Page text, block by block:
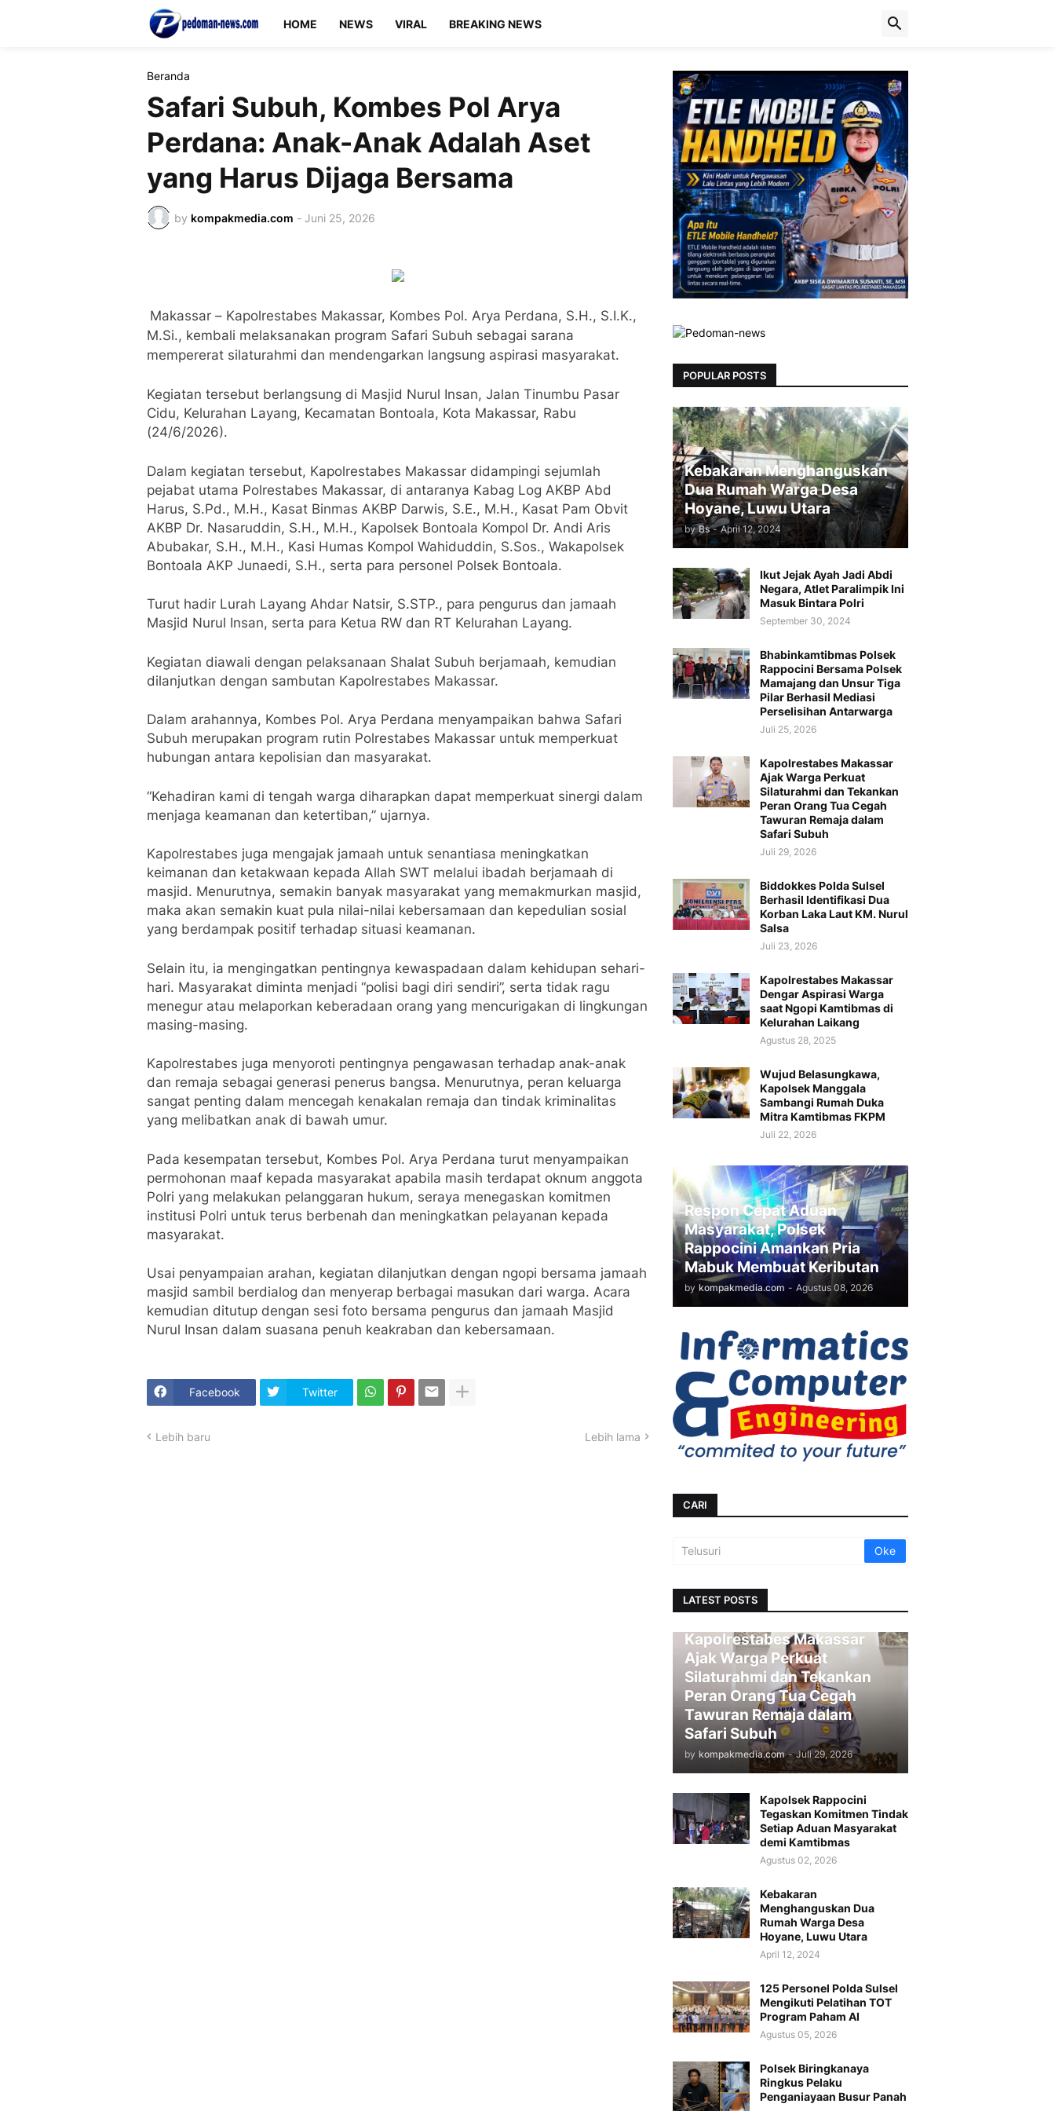
HOME NEWS VIRAL BREAKING NEWS
Beranda
Safari Subuh, Kombes Pol Arya
Perdana: Anak-Anak Adalah Aset
yang Harus Dijaga Bersama
by kompakmedia.com - Juni 25, 2026
Makassar – Kapolrestabes Makassar, Kombes Pol. Arya Perdana, S.H., S.I.K.,
M.Si., kembali melaksanakan program Safari Subuh sebagai sarana
mempererat silaturahmi dan mendengarkan langsung aspirasi masyarakat.
Kegiatan tersebut berlangsung di Masjid Nurul Insan, Jalan Tinumbu Pasar
Cidu, Kelurahan Layang, Kecamatan Bontoala, Kota Makassar, Rabu
(24/6/2026).
Dalam kegiatan tersebut, Kapolrestabes Makassar didampingi sejumlah
pejabat utama Polrestabes Makassar, di antaranya Kabag Log AKBP Abd
Harus, S.Pd., M.H., Kasat Binmas AKBP Darwis, S.E., M.H., Kasat Pam Obvit
AKBP Dr. Nasaruddin, S.H., M.H., Kapolsek Bontoala Kompol Dr. Andi Aris
Abubakar, S.H., M.H., Kasi Humas Kompol Wahiduddin, S.Sos., Wakapolsek
Bontoala AKP Junaedi, S.H., serta para personel Polsek Bontoala.
Turut hadir Lurah Layang Ahdar Natsir, S.STP., para pengurus dan jamaah
Masjid Nurul Insan, serta para Ketua RW dan RT Kelurahan Layang.
Kegiatan diawali dengan pelaksanaan Shalat Subuh berjamaah, kemudian
dilanjutkan dengan sambutan Kapolrestabes Makassar.
Dalam arahannya, Kombes Pol. Arya Perdana menyampaikan bahwa Safari
Subuh merupakan program rutin Polrestabes Makassar untuk memperkuat
hubungan antara kepolisian dan masyarakat.
“Kehadiran kami di tengah warga diharapkan dapat memperkuat sinergi dalam
menjaga keamanan dan ketertiban,” ujarnya.
Kapolrestabes juga mengajak jamaah untuk senantiasa meningkatkan
keimanan dan ketakwaan kepada Allah SWT melalui ibadah berjamaah di
masjid. Menurutnya, semakin banyak masyarakat yang memakmurkan masjid,
maka akan semakin kuat pula nilai-nilai kebersamaan dan kepedulian sosial
yang berdampak positif terhadap situasi keamanan.
Selain itu, ia mengingatkan pentingnya kewaspadaan dalam kehidupan sehari-
hari. Masyarakat diminta menjadi “polisi bagi diri sendiri”, serta tidak ragu
menegur atau melaporkan keberadaan orang yang mencurigakan di lingkungan
masing-masing.
Kapolrestabes juga menyoroti pentingnya pengawasan terhadap anak-anak
dan remaja sebagai generasi penerus bangsa. Menurutnya, peran keluarga
sangat penting dalam mencegah kenakalan remaja dan tindak kriminalitas
yang melibatkan anak di bawah umur.
Pada kesempatan tersebut, Kombes Pol. Arya Perdana turut menyampaikan
permohonan maaf kepada masyarakat apabila masih terdapat oknum anggota
Polri yang melakukan pelanggaran hukum, seraya menegaskan komitmen
institusi Polri untuk terus berbenah dan meningkatkan pelayanan kepada
masyarakat.
Usai penyampaian arahan, kegiatan dilanjutkan dengan ngopi bersama jamaah
masjid sambil berdialog dan menyerap berbagai masukan dari warga. Acara
kemudian ditutup dengan sesi foto bersama pengurus dan jamaah Masjid
Nurul Insan dalam suasana penuh keakraban dan kebersamaan.
Facebook Twitter
Lebih baru Lebih lama
POPULAR POSTS
Kebakaran Menghanguskan
Dua Rumah Warga Desa
Hoyane, Luwu Utara
by Bs - April 12, 2024
Ikut Jejak Ayah Jadi Abdi
Negara, Atlet Paralimpik Ini
Masuk Bintara Polri
September 30, 2024
Bhabinkamtibmas Polsek
Rappocini Bersama Polsek
Mamajang dan Unsur Tiga
Pilar Berhasil Mediasi
Perselisihan Antarwarga
Juli 25, 2026
Kapolrestabes Makassar
Ajak Warga Perkuat
Silaturahmi dan Tekankan
Peran Orang Tua Cegah
Tawuran Remaja dalam
Safari Subuh
Juli 29, 2026
Biddokkes Polda Sulsel
Berhasil Identifikasi Dua
Korban Laka Laut KM. Nurul
Salsa
Juli 23, 2026
Kapolrestabes Makassar
Dengar Aspirasi Warga
saat Ngopi Kamtibmas di
Kelurahan Laikang
Agustus 28, 2025
Wujud Belasungkawa,
Kapolsek Manggala
Sambangi Rumah Duka
Mitra Kamtibmas FKPM
Juli 22, 2026
Respon Cepat Aduan
Masyarakat, Polsek
Rappocini Amankan Pria
Mabuk Membuat Keributan
by kompakmedia.com - Agustus 08, 2026
CARI
LATEST POSTS
Kapolrestabes Makassar
Ajak Warga Perkuat
Silaturahmi dan Tekankan
Peran Orang Tua Cegah
Tawuran Remaja dalam
Safari Subuh
by kompakmedia.com - Juli 29, 2026
Kapolsek Rappocini
Tegaskan Komitmen Tindak
Setiap Aduan Masyarakat
demi Kamtibmas
Agustus 02, 2026
Kebakaran
Menghanguskan Dua
Rumah Warga Desa
Hoyane, Luwu Utara
April 12, 2024
125 Personel Polda Sulsel
Mengikuti Pelatihan TOT
Program Paham AI
Agustus 05, 2026
Polsek Biringkanaya
Ringkus Pelaku
Penganiayaan Busur Panah